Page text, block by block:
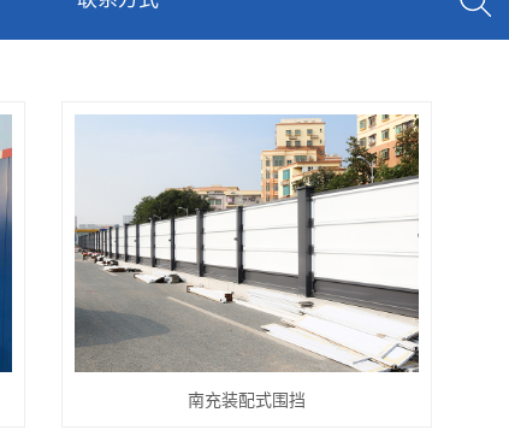
南充装配式围挡